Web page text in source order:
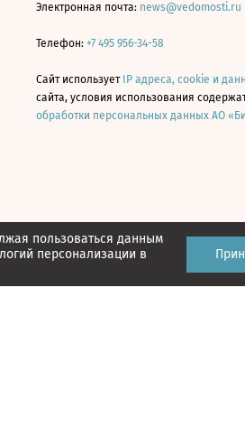
пользоваться данным
персонализации в
Электронная почта: news@vedomosti.ru
Телефон: +7 495 956-34-58
Сайт использует IP адреса, cookie и
сайта, условия использования
обработки персональных данных АО